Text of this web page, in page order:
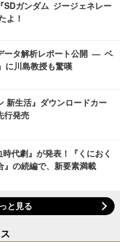
SDガンダム ジージェネレー
よ！
ータ解析レポート公開 ― ベ
に川島教授も驚嘆
新生活』ダウンロードカー
行発売
代劇』が発表！『くにおく
』の続編で、新要素満載
と見る